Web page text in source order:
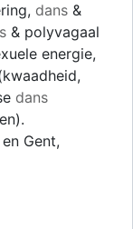
dans &
& polyvagaal
energie,
dans
Gent,